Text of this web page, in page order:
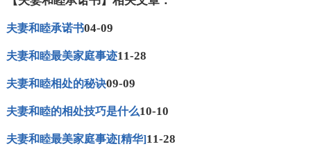
夫妻和睦承诺书04-09
夫妻和睦最美家庭事迹11-28
夫妻和睦相处的秘诀09-09
夫妻和睦的相处技巧是什么10-10
夫妻和睦最美家庭事迹[精华]11-28